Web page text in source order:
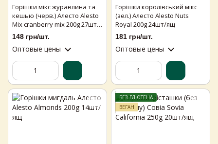
Горішки мікс журавлина та
кешью (черв.) Алесто Alesto
Mix cranberry mix 200g 27шт/
ящ
148 грн/шт.
Оптовые цены
Горішки королівський мікс
(зел.) Алесто Alesto Nuts
Royal 200g 24шт/ящ
181 грн/шт.
Оптовые цены
БЕЗ ГЛЮТЕНА
ВЕГАН